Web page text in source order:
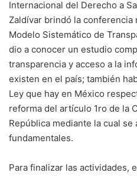
Internacional del Derecho a
Zaldívar brindó la conferencia
Modelo Sistemático de
dio a conocer un estudio
transparencia y acceso a la
existen en el país; también
Ley que hay en México
reforma del artículo 1ro de la
República mediante la cual
fundamentales.
Para finalizar las actividades,